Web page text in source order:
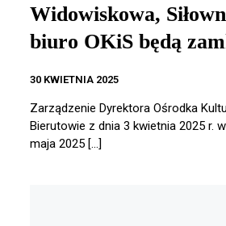
Widowiskowa,
biuro OKiS będą
30 KWIETNIA 2025
Zarządzenie Dyrektora Ośrodka
Bierutowie z dnia 3 kwietnia 2025 r.
maja 2025 […]